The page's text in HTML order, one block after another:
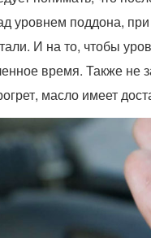
уровнем поддона,
И на то, чтобы
время. Также не
масло имеет